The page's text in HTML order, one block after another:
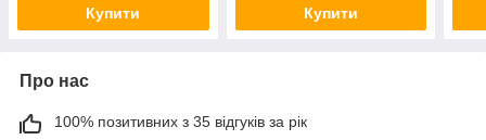
Купити Купити
Про нас
100% позитивних з 35 відгуків за рік